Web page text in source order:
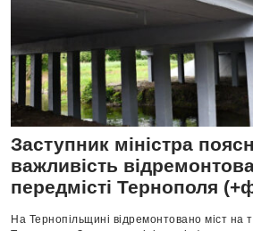
Заступник міністра
важливість
передмісті Тернополя
На Тернопільщині відремонтовано міст на